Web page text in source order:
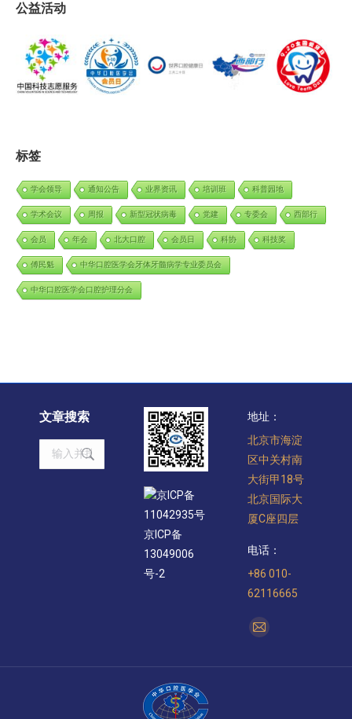
公益活动
标签
学会领导 通知公告 业界资讯 培训班 科普园地
学术会议 周报 新型冠状病毒 党建 专委会 西部行
会员 年会 北大口腔 会员日 科协 科技奖
傅民魁 中华口腔医学会牙体牙髓病学专业委员会
中华口腔医学会口腔护理分会
文章搜索
Search:
京ICP备
11042935号
京ICP备
13049006
号-2
地址：
北京市海淀
区中关村南
大街甲18号
北京国际大
厦C座四层
电话：
+86 010-
62116665
找到我们：
Mail